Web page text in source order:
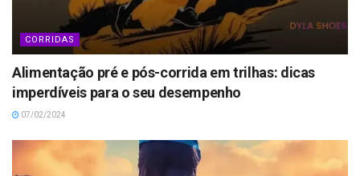
CORRIDAS
Alimentação pré e pós-corrida em trilhas: dicas
imperdíveis para o seu desempenho
07/02/2024